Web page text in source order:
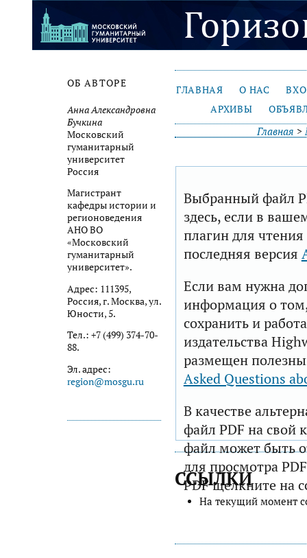
ОБ АВТОРЕ
Анна Александровна
Бучкина
Московский
гуманитарный
университет
Россия
Магистрант
кафедры истории и
регионоведения
АНО ВО
«Московский
гуманитарный
университет».
Адрес: 111395,
Россия, г. Москва, ул.
Юности, 5.
Тел.: +7 (499) 374-70-
88.
Эл. адрес:
region@mosgu.ru
ГЛАВНАЯ О НАС
АРХИВЫ
Главная >
Выбранный файл
здесь, если в
плагин для
последняя версия
Если вам нужна
информация о том,
сохранить и
издательства
размещен
Asked Questions
В качестве
файл PDF на свой
файл может быть
для просмотра
PDF щелкните на
ССЫЛКИ
На текущий момент